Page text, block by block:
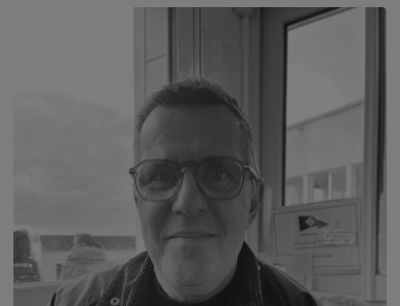
UN HAVRE DE CULTURE
PAROLES D'ENTREPRENEURS
AU TOUR DE ... AUTOUR DE ....
ÊTRE-BIEN